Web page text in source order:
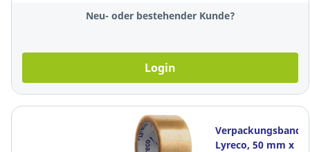
Neu- oder bestehender Kunde?
Login
Verpackungsband
Lyreco, 50 mm x